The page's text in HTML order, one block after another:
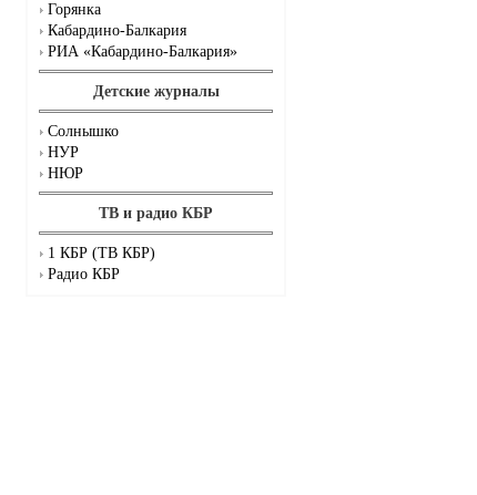
Горянка
Кабардино-Балкария
РИА «Кабардино-Балкария»
Детские журналы
Солнышко
НУР
НЮР
ТВ и радио КБР
1 КБР (ТВ КБР)
Радио КБР